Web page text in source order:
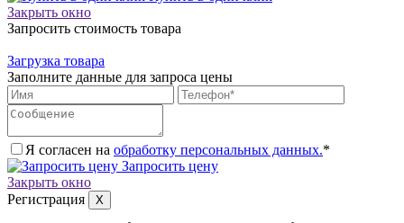
Закрыть окно
Запросить стоимость товара
Загрузка товара
Заполните данные для запроса цены
Я согласен на обработку персональных данных.*
Запросить цену
Закрыть окно
Регистрация
X